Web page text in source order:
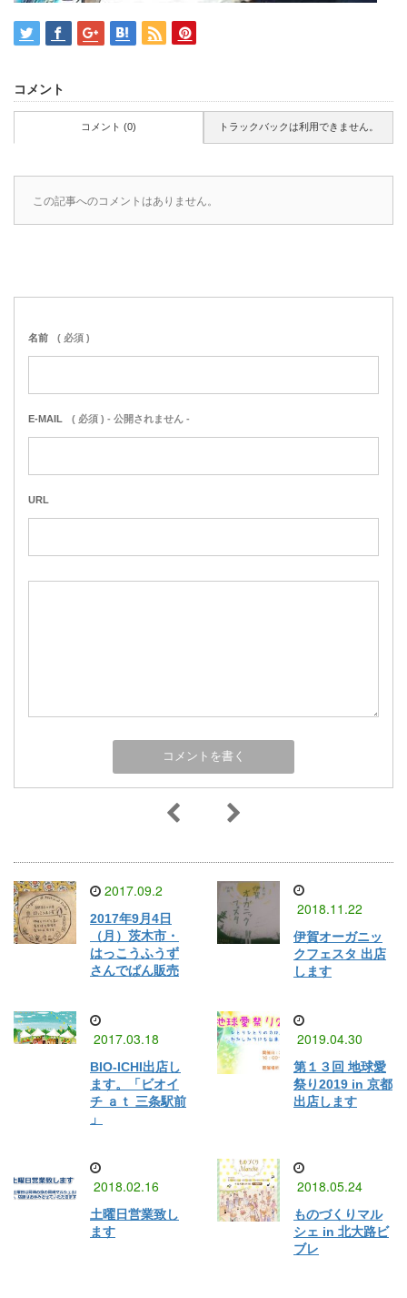
コメント
コメント (0) トラックバックは利用できません。
この記事へのコメントはありません。
名前 ( 必須 )
E-MAIL ( 必須 ) - 公開されません -
URL
2017.09.2
2017年9月4日
（月）茨木市・
はっこうふうず
さんでぱん販売
2018.11.22
伊賀オーガニッ
クフェスタ 出店
します
2017.03.18
BIO-ICHI出店し
ます。「ビオイ
チ ａｔ 三条駅前
」
2019.04.30
第１３回 地球愛
祭り2019 in 京都
出店します
2018.02.16
土曜日営業致し
ます
2018.05.24
ものづくりマル
シェ in 北大路ビ
ブレ